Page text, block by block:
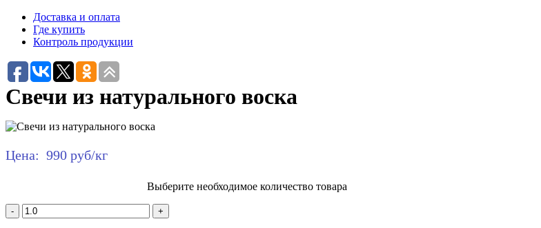
Доставка и оплата
Где купить
Контроль продукции
Свечи из натурального воска
Цена: 990 руб/кг
Выберите необходимое количество товара
- +